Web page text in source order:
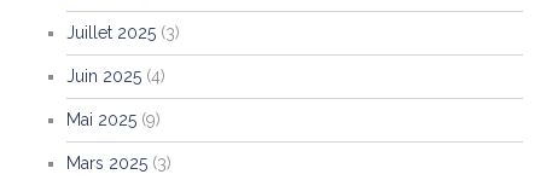
Juillet 2025 (3)
Juin 2025 (4)
Mai 2025 (9)
Mars 2025 (3)